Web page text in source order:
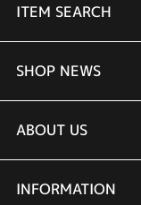
ITEM SEARCH
婚約指輪
結婚指輪
セットリング
SHOP NEWS
TAKEUCHI BRIDAL金
商品一覧
ABOUT US
会社概要
INFORMATION